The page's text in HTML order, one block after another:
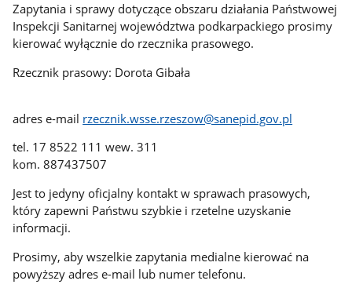
Zapytania i sprawy dotyczące obszaru działania Państwowej
Inspekcji Sanitarnej województwa podkarpackiego prosimy
kierować wyłącznie do rzecznika prasowego.
Rzecznik prasowy: Dorota Gibała
adres e-mail rzecznik.wsse.rzeszow@sanepid.gov.pl
tel. 17 8522 111 wew. 311
kom. 887437507
Jest to jedyny oficjalny kontakt w sprawach prasowych,
który zapewni Państwu szybkie i rzetelne uzyskanie
informacji.
Prosimy, aby wszelkie zapytania medialne kierować na
powyższy adres e-mail lub numer telefonu.